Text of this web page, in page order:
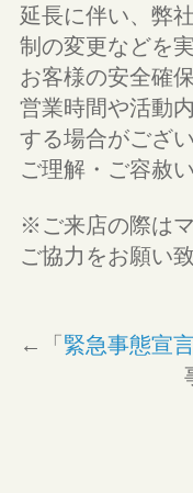
延長に伴い、弊
制の変更などを
お客様の安全確
営業時間や活動
する場合がござ
ご理解・ご容赦
※ご来店の際は
ご協力をお願
←「 緊急事態宣